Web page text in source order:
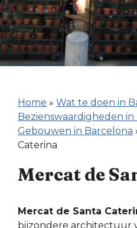
Home » Wat te doen in
Bezienswaardigheden in
Gebouwen in Barcelona
Caterina
Mercat de
Mercat de Santa
bijzondere architectuur